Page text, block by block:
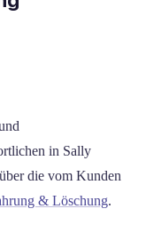
in Sally
die vom Kunden
& Löschung.